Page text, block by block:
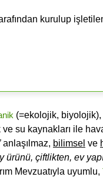
kurulup
(=ekolojik,
ve su kaynakları ile
anlaşılmaz, bilimsel ve
çiftlikten, ev
Mevzuatıyla uyumlu,